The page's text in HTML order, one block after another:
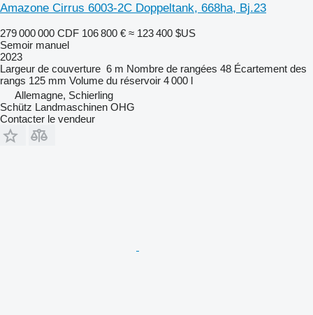
Amazone Cirrus 6003-2C Doppeltank, 668ha, Bj.23
279 000 000 CDF 106 800 € ≈ 123 400 $US
Semoir manuel
2023
Largeur de couverture 6 m Nombre de rangées 48 Écartement des
rangs 125 mm Volume du réservoir 4 000 l
Allemagne, Schierling
Schütz Landmaschinen OHG
Contacter le vendeur